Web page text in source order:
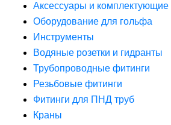
Аксессуары и комплектующие
Оборудование для гольфа
Инструменты
Водяные розетки и гидранты
Трубопроводные фитинги
Резьбовые фитинги
Фитинги для ПНД труб
Краны